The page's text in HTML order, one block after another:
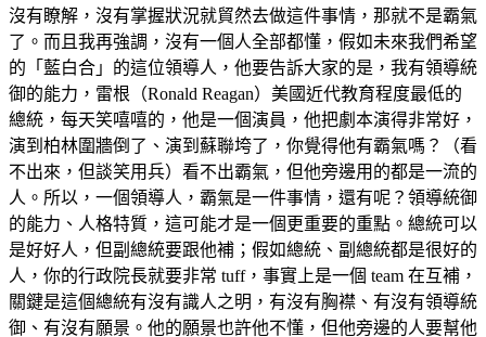
沒有瞭解，沒有掌握狀況就貿然去做這件事情，那就不是霸氣
了。而且我再強調，沒有一個人全部都懂，假如未來我們希望
的「藍白合」的這位領導人，他要告訴大家的是，我有領導統
御的能力，雷根（Ronald Reagan）美國近代教育程度最低的
總統，每天笑嘻嘻的，他是一個演員，他把劇本演得非常好，
演到柏林圍牆倒了、演到蘇聯垮了，你覺得他有霸氣嗎？（看
不出來，但談笑用兵）看不出霸氣，但他旁邊用的都是一流的
人。所以，一個領導人，霸氣是一件事情，還有呢？領導統御
的能力、人格特質，這可能才是一個更重要的重點。總統可以
是好好人，但副總統要跟他補；假如總統、副總統都是很好的
人，你的行政院長就要非常 tuff，事實上是一個 team 在互補，
關鍵是這個總統有沒有識人之明，有沒有胸襟、有沒有領導統
御、有沒有願景。他的願景也許他不懂，但他旁邊的人要幫他